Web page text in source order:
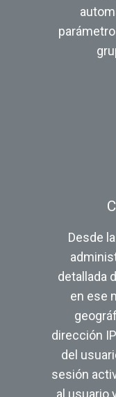
Desde
detallada
en ese
dirección
del
sesión
al usuario